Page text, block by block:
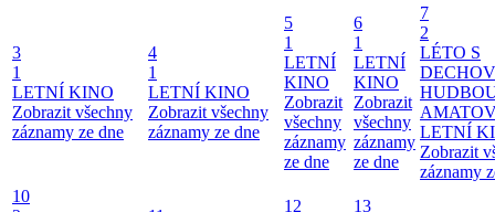
3
1
LETNÍ KINO
Zobrazit všechny
záznamy ze dne
4
1
LETNÍ KINO
Zobrazit všechny
záznamy ze dne
5
1
LETNÍ
KINO
Zobrazit
všechny
záznamy
ze dne
6
1
LETNÍ
KINO
Zobrazit
všechny
záznamy
ze dne
7
2
LÉTO S
LETNÍ
Zobrazit
záznamy
10
12
13